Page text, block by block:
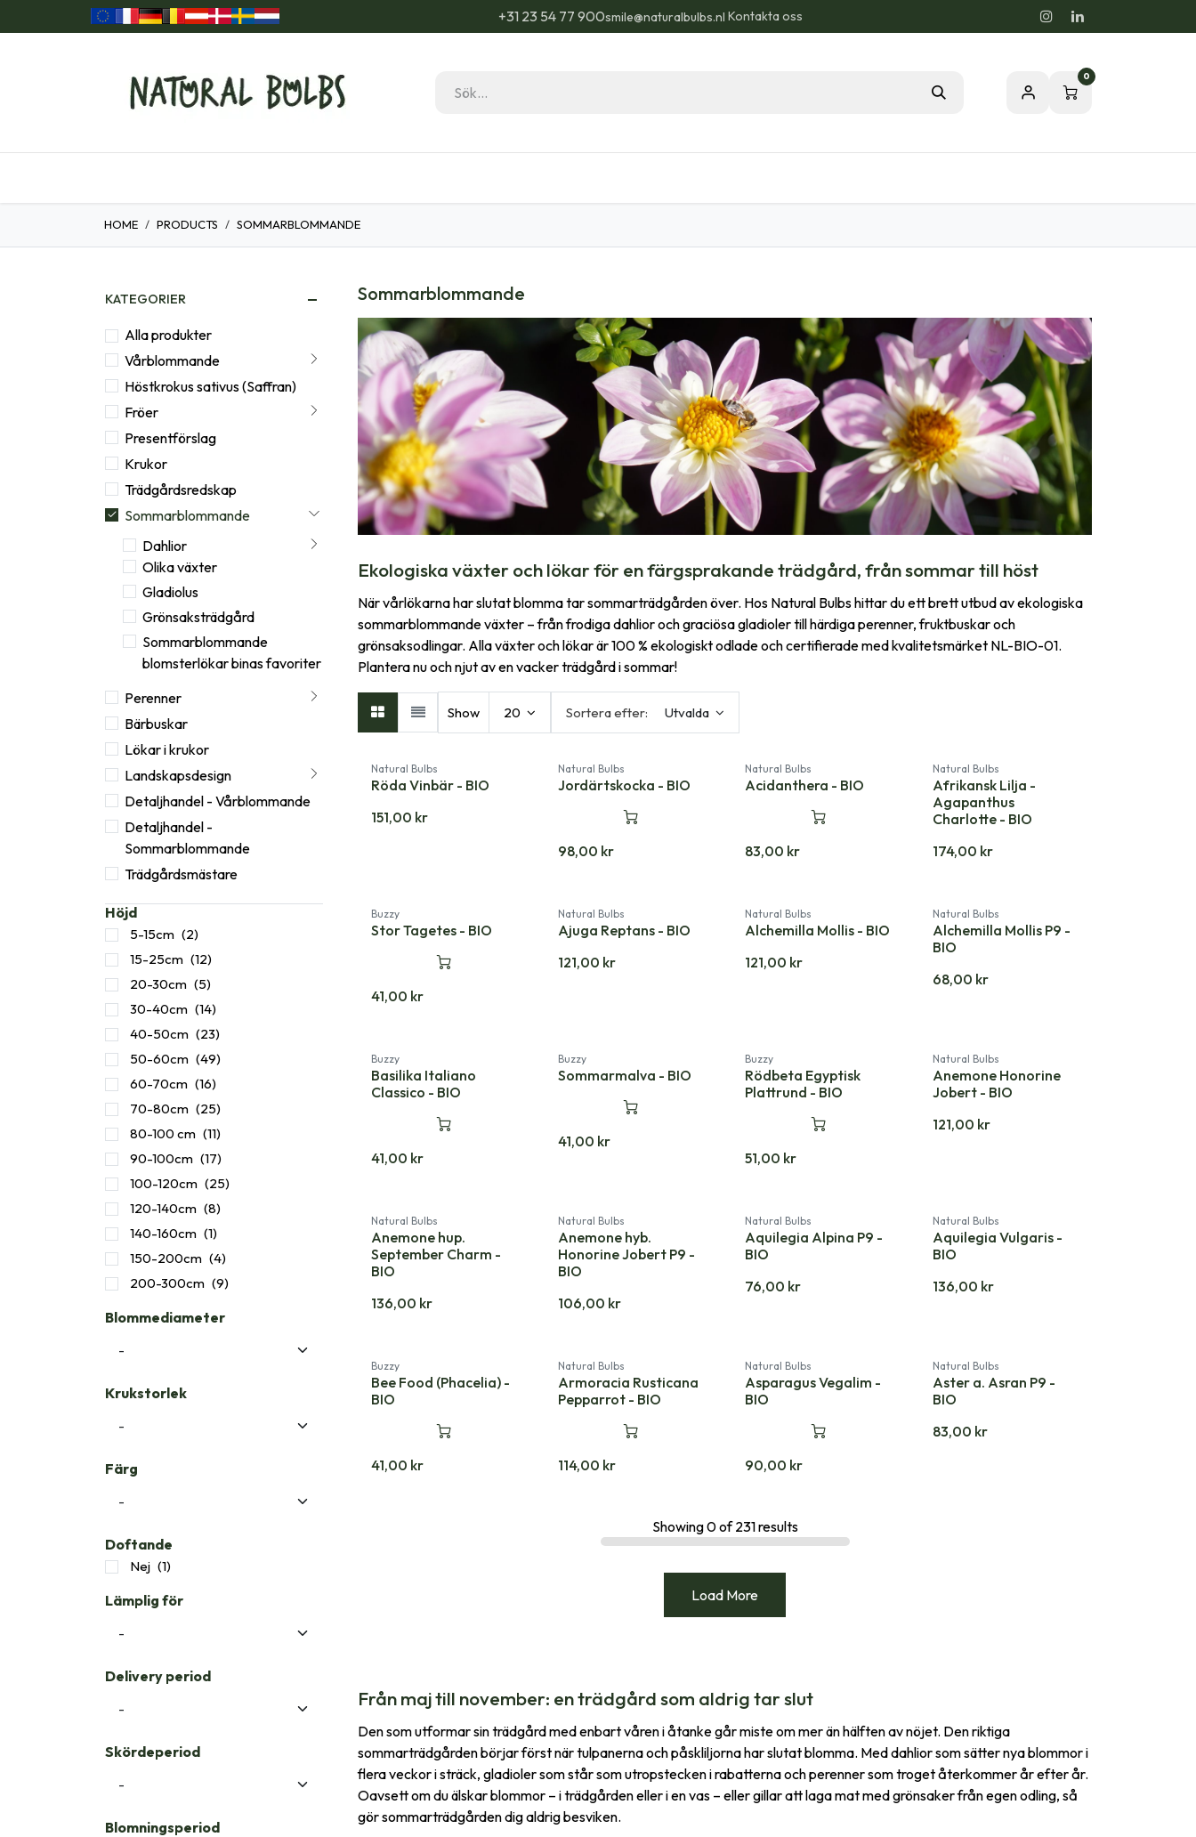
Hoppa till innehåll +31 23 54 77 900smile@naturalbulbs.nl Kontakta oss
0
HOME PRODUCTS SOMMARBLOMMANDE
KATEGORIER
Alla produkter
Vårblommande
Höstkrokus sativus (Saffran)
Fröer
Presentförslag
Krukor
Trädgårdsredskap
Sommarblommande
Dahlior
Olika växter
Gladiolus
Grönsaksträdgård
Sommarblommande
blomsterlökar binas favoriter
Perenner
Bärbuskar
Lökar i krukor
Landskapsdesign
Detaljhandel - Vårblommande
Detaljhandel -
Sommarblommande
Trädgårdsmästare
Höjd
5-15cm (2)
15-25cm (12)
20-30cm (5)
30-40cm (14)
40-50cm (23)
50-60cm (49)
60-70cm (16)
70-80cm (25)
80-100 cm (11)
90-100cm (17)
100-120cm (25)
120-140cm (8)
140-160cm (1)
150-200cm (4)
200-300cm (9)
Blommediameter
Krukstorlek
Färg
Doftande
Nej (1)
Lämplig för
Delivery period
Skördeperiod
Blomningsperiod
Sommarblommande
Ekologiska växter och lökar för en färgsprakande trädgård, från sommar till höst
När vårlökarna har slutat blomma tar sommarträdgården över. Hos Natural Bulbs hittar du ett brett utbud av ekologiska
sommarblommande växter – från frodiga dahlior och graciösa gladioler till härdiga perenner, fruktbuskar och
grönsaksodlingar. Alla växter och lökar är 100 % ekologiskt odlade och certifierade med kvalitetsmärket NL-BIO-01.
Plantera nu och njut av en vacker trädgård i sommar!
Sortera efter: Utvalda
Show 20
Natural Bulbs
Röda Vinbär - BIO
151,00 kr
Natural Bulbs
Jordärtskocka - BIO
98,00 kr
Natural Bulbs
Acidanthera - BIO
83,00 kr
Natural Bulbs
Afrikansk Lilja -
Agapanthus
Charlotte - BIO
174,00 kr
Ny!
Buzzy
Stor Tagetes - BIO
41,00 kr
Natural Bulbs
Ajuga Reptans - BIO
121,00 kr
Natural Bulbs
Alchemilla Mollis - BIO
121,00 kr
Natural Bulbs
Alchemilla Mollis P9 -
BIO
68,00 kr
Buzzy
Basilika Italiano
Classico - BIO
41,00 kr
Buzzy
Sommarmalva - BIO
41,00 kr
Buzzy
Rödbeta Egyptisk
Plattrund - BIO
51,00 kr
Natural Bulbs
Anemone Honorine
Jobert - BIO
121,00 kr
Natural Bulbs
Anemone hup.
September Charm -
BIO
136,00 kr
Natural Bulbs
Anemone hyb.
Honorine Jobert P9 -
BIO
106,00 kr
Natural Bulbs
Aquilegia Alpina P9 -
BIO
76,00 kr
Natural Bulbs
Aquilegia Vulgaris -
BIO
136,00 kr
Buzzy
Bee Food (Phacelia) -
BIO
41,00 kr
Natural Bulbs
Armoracia Rusticana
Pepparrot - BIO
114,00 kr
Natural Bulbs
Asparagus Vegalim -
BIO
90,00 kr
Natural Bulbs
Aster a. Asran P9 -
BIO
83,00 kr
Showing0of231results
Load More
Från maj till november: en trädgård som aldrig tar slut
Den som utformar sin trädgård med enbart våren i åtanke går miste om mer än hälften av nöjet. Den riktiga
sommarträdgården börjar först när tulpanerna och påskliljorna har slutat blomma. Med dahlior som sätter nya blommor i
flera veckor i sträck, gladioler som står som utropstecken i rabatterna och perenner som troget återkommer år efter år.
Oavsett om du älskar blommor – i trädgården eller i en vas – eller gillar att laga mat med grönsaker från egen odling, så
gör sommarträdgården dig aldrig besviken.